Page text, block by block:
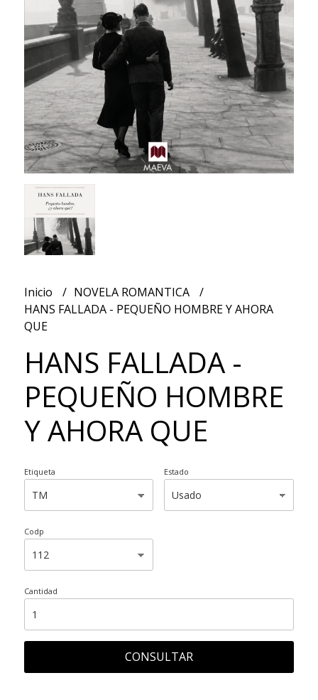
Inicio
NOVELA ROMANTICA
HANS FALLADA - PEQUEÑO HOMBRE Y AHORA
QUE
HANS FALLADA -
PEQUEÑO HOMBRE
Y AHORA QUE
Etiqueta Estado
Codp
Cantidad
CONSULTAR